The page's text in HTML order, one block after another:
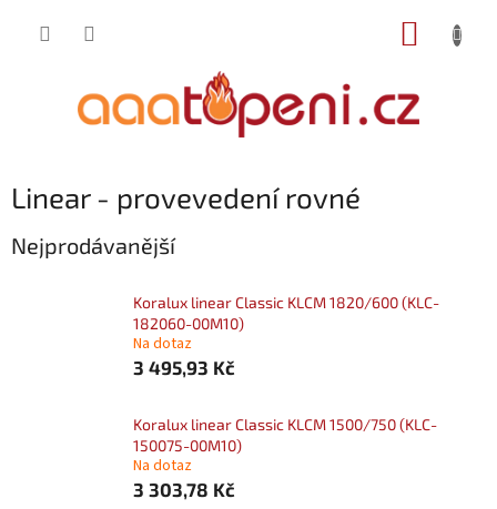
Linear - provevedení rovné
Nejprodávanější
Koralux linear Classic KLCM 1820/600 (KLC-
182060-00M10)
Na dotaz
3 495,93 Kč
Koralux linear Classic KLCM 1500/750 (KLC-
150075-00M10)
Na dotaz
3 303,78 Kč